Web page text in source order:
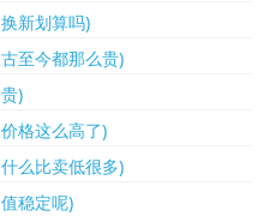
新划算吗)
至今都那么贵)
)
格这么高了)
么比卖低很多)
稳定呢)